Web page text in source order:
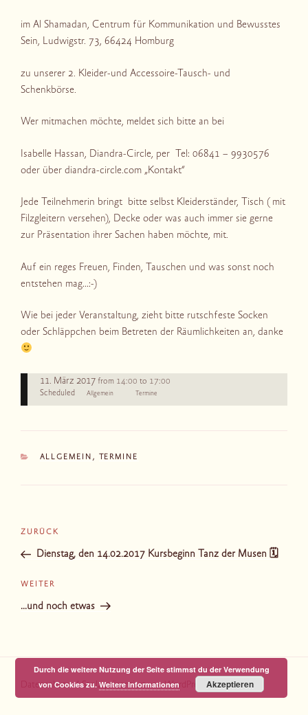
im Al Shamadan, Centrum für Kommunikation und Bewusstes
Sein, Ludwigstr. 73, 66424 Homburg
zu unserer 2. Kleider-und Accessoire-Tausch- und
Schenkbörse.
Wer mitmachen möchte, meldet sich bitte an bei
Isabelle Hassan, Diandra-Circle, per Tel: 06841 – 9930576
oder über diandra-circle.com „Kontakt“
Jede Teilnehmerin bringt bitte selbst Kleiderständer, Tisch ( mit
Filzgleitern versehen), Decke oder was auch immer sie gerne
zur Präsentation ihrer Sachen haben möchte, mit.
Auf ein reges Freuen, Finden, Tauschen und was sonst noch
entstehen mag…:-)
Wie bei jeder Veranstaltung, zieht bitte rutschfeste Socken
oder Schläppchen beim Betreten der Räumlichkeiten an, danke
11. März 2017 from 14:00 to 17:00
Scheduled Allgemein Termine
KATEGORIEN
ALLGEMEIN , TERMINE
Beitragsnavigation
Vorheriger
Beitrag
ZURÜCK
Dienstag, den 14.02.2017 Kursbeginn Tanz der Musen 🗓
Nächster
Beitrag
WEITER
…und noch etwas
Datenschutz Stolz präsentiert von WordPress
Durch die weitere Nutzung der Seite stimmst du der Verwendung
von Cookies zu.Weitere Informationen Akzeptieren